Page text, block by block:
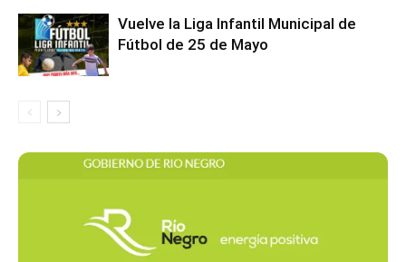
Vuelve la Liga Infantil Municipal de
Fútbol de 25 de Mayo